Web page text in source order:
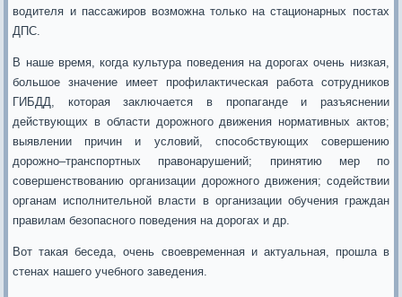
водителя и пассажиров возможна только на стационарных постах
ДПС.
В наше время, когда культура поведения на дорогах очень низкая,
большое значение имеет профилактическая работа сотрудников
ГИБДД, которая заключается в пропаганде и разъяснении
действующих в области дорожного движения нормативных актов;
выявлении причин и условий, способствующих совершению
дорожно–транспортных правонарушений; принятию мер по
совершенствованию организации дорожного движения; содействии
органам исполнительной власти в организации обучения граждан
правилам безопасного поведения на дорогах и др.
Вот такая беседа, очень своевременная и актуальная, прошла в
стенах нашего учебного заведения.